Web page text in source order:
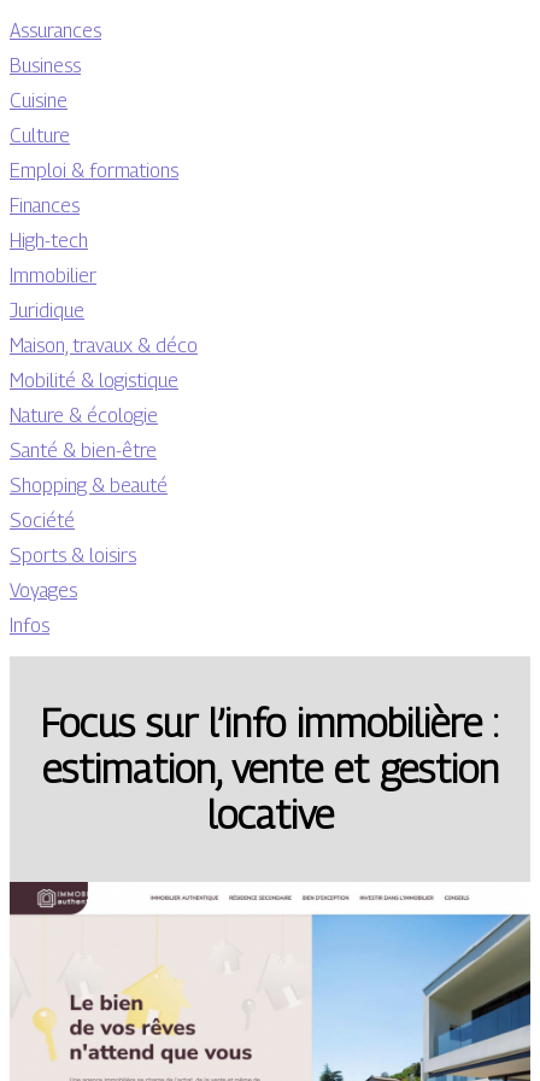
Assurances
Business
Cuisine
Culture
Emploi & formations
Finances
High-tech
Immobilier
Juridique
Maison, travaux & déco
Mobilité & logistique
Nature & écologie
Santé & bien-être
Shopping & beauté
Société
Sports & loisirs
Voyages
Infos
Focus sur l’info immobilière :
estimation, vente et gestion
locative